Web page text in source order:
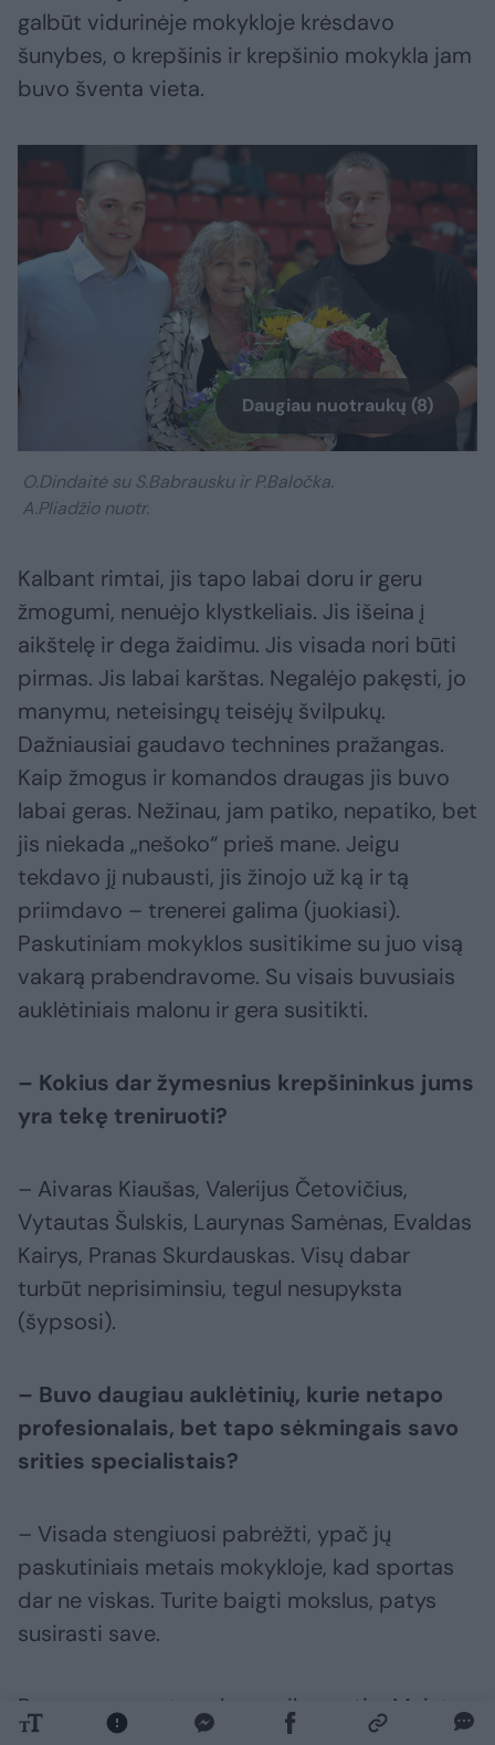
galbūt vidurinėje mokykloje krėsdavo
šunybes, o krepšinis ir krepšinio mokykla jam
buvo šventa vieta.
Daugiau nuotraukų (8)
O.Dindaitė su S.Babrausku ir P.Baločka.
A.Pliadžio nuotr.
Kalbant rimtai, jis tapo labai doru ir geru
žmogumi, nenuėjo klystkeliais. Jis išeina į
aikštelę ir dega žaidimu. Jis visada nori būti
pirmas. Jis labai karštas. Negalėjo pakęsti, jo
manymu, neteisingų teisėjų švilpukų.
Dažniausiai gaudavo technines pražangas.
Kaip žmogus ir komandos draugas jis buvo
labai geras. Nežinau, jam patiko, nepatiko, bet
jis niekada „nešoko“ prieš mane. Jeigu
tekdavo jį nubausti, jis žinojo už ką ir tą
priimdavo – trenerei galima (juokiasi).
Paskutiniam mokyklos susitikime su juo visą
vakarą prabendravome. Su visais buvusiais
auklėtiniais malonu ir gera susitikti.
– Kokius dar žymesnius krepšininkus jums
yra tekę treniruoti?
– Aivaras Kiaušas, Valerijus Četovičius,
Vytautas Šulskis, Laurynas Samėnas, Evaldas
Kairys, Pranas Skurdauskas. Visų dabar
turbūt neprisiminsiu, tegul nesupyksta
(šypsosi).
– Buvo daugiau auklėtinių, kurie netapo
profesionalais, bet tapo sėkmingais savo
srities specialistais?
– Visada stengiuosi pabrėžti, ypač jų
paskutiniais metais mokykloje, kad sportas
dar ne viskas. Turite baigti mokslus, patys
susirasti save.
Pas mane sportavo buvęs ilgametis „Maisto